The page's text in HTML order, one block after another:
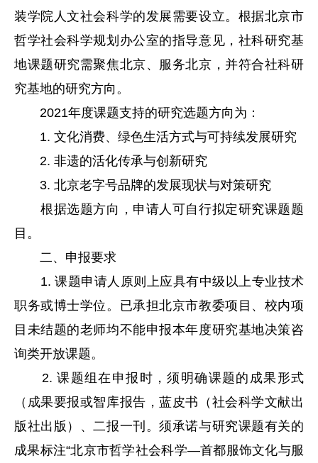
装学院人文社会科学的发展需要设立。根据北京市
哲学社会科学规划办公室的指导意见，社科研究基
地课题研究需聚焦北京、服务北京，并符合社科研
究基地的研究方向。
2021年度课题支持的研究选题方向为：
1. 文化消费、绿色生活方式与可持续发展研究
2. 非遗的活化传承与创新研究
3. 北京老字号品牌的发展现状与对策研究
根据选题方向，申请人可自行拟定研究课题题
目。
二、申报要求
1. 课题申请人原则上应具有中级以上专业技术
职务或博士学位。已承担北京市教委项目、校内项
目未结题的老师均不能申报本年度研究基地决策咨
询类开放课题。
2. 课题组在申报时，须明确课题的成果形式
（成果要报或智库报告，蓝皮书（社会科学文献出
版社出版）、二报一刊。须承诺与研究课题有关的
成果标注“北京市哲学社会科学—首都服饰文化与服